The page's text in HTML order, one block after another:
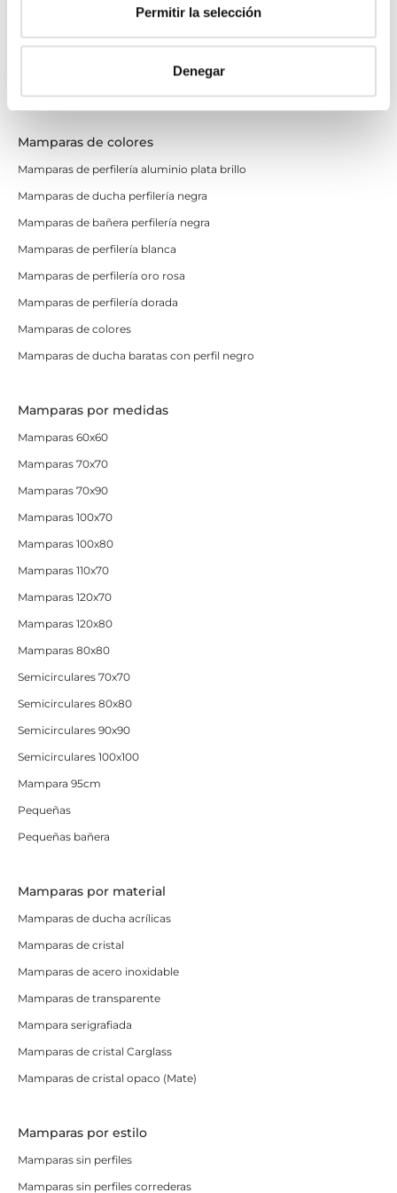
Permitir la selección
Denegar
Mamparas doble hoja
Mamparas de colores
Mamparas de perfilería aluminio plata brillo
Mamparas de ducha perfilería negra
Mamparas de bañera perfilería negra
Mamparas de perfilería blanca
Mamparas de perfilería oro rosa
Mamparas de perfilería dorada
Mamparas de colores
Mamparas de ducha baratas con perfil negro
Mamparas por medidas
Mamparas 60x60
Mamparas 70x70
Mamparas 70x90
Mamparas 100x70
Mamparas 100x80
Mamparas 110x70
Mamparas 120x70
Mamparas 120x80
Mamparas 80x80
Semicirculares 70x70
Semicirculares 80x80
Semicirculares 90x90
Semicirculares 100x100
Mampara 95cm
Pequeñas
Pequeñas bañera
Mamparas por material
Mamparas de ducha acrílicas
Mamparas de cristal
Mamparas de acero inoxidable
Mamparas de transparente
Mampara serigrafiada
Mamparas de cristal Carglass
Mamparas de cristal opaco (Mate)
Mamparas por estilo
Mamparas sin perfiles
Mamparas sin perfiles correderas